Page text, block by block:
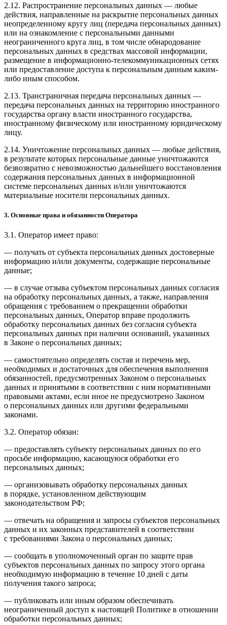
2.12. Распространение персональных данных — любые
действия, направленные на раскрытие персональных данных
неопределенному кругу лиц (передача персональных данных)
или на ознакомление с персональными данными
неограниченного круга лиц, в том числе обнародование
персональных данных в средствах массовой информации,
размещение в информационно-телекоммуникационных сетях
или предоставление доступа к персональным данным каким-
либо иным способом.
2.13. Трансграничная передача персональных данных —
передача персональных данных на территорию иностранного
государства органу власти иностранного государства,
иностранному физическому или иностранному юридическому
лицу.
2.14. Уничтожение персональных данных — любые действия,
в результате которых персональные данные уничтожаются
безвозвратно с невозможностью дальнейшего восстановления
содержания персональных данных в информационной
системе персональных данных и/или уничтожаются
материальные носители персональных данных.
3. Основные права и обязанности Оператора
3.1. Оператор имеет право:
— получать от субъекта персональных данных достоверные
информацию и/или документы, содержащие персональные
данные;
— в случае отзыва субъектом персональных данных согласия
на обработку персональных данных, а также, направления
обращения с требованием о прекращении обработки
персональных данных, Оператор вправе продолжить
обработку персональных данных без согласия субъекта
персональных данных при наличии оснований, указанных
в Законе о персональных данных;
— самостоятельно определять состав и перечень мер,
необходимых и достаточных для обеспечения выполнения
обязанностей, предусмотренных Законом о персональных
данных и принятыми в соответствии с ним нормативными
правовыми актами, если иное не предусмотрено Законом
о персональных данных или другими федеральными
законами.
3.2. Оператор обязан:
— предоставлять субъекту персональных данных по его
просьбе информацию, касающуюся обработки его
персональных данных;
— организовывать обработку персональных данных
в порядке, установленном действующим
законодательством РФ;
— отвечать на обращения и запросы субъектов персональных
данных и их законных представителей в соответствии
с требованиями Закона о персональных данных;
— сообщать в уполномоченный орган по защите прав
субъектов персональных данных по запросу этого органа
необходимую информацию в течение 10 дней с даты
получения такого запроса;
— публиковать или иным образом обеспечивать
неограниченный доступ к настоящей Политике в отношении
обработки персональных данных;